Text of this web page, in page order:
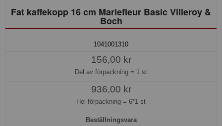
Fat kaffekopp 16 cm Mariefleur Basic Villeroy &
Boch
1041001310
156,00 kr
Del av förpackning = 1 st
936,00 kr
Hel förpackning = 6*1 st
Beställningsvara